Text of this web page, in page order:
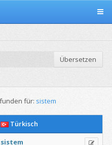
Übersetzen
für: sistem
Türkisch
sistem